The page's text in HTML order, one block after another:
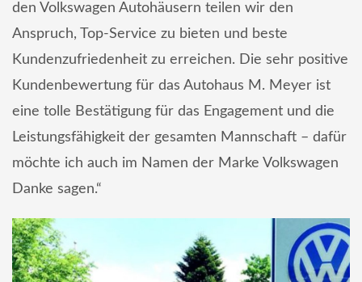
den Volkswagen Autohäusern teilen wir den
Anspruch, Top-Service zu bieten und beste
Kundenzufriedenheit zu erreichen. Die sehr positive
Kundenbewertung für das Autohaus M. Meyer ist
eine tolle Bestätigung für das Engagement und die
Leistungsfähigkeit der gesamten Mannschaft – dafür
möchte ich auch im Namen der Marke Volkswagen
Danke sagen.“